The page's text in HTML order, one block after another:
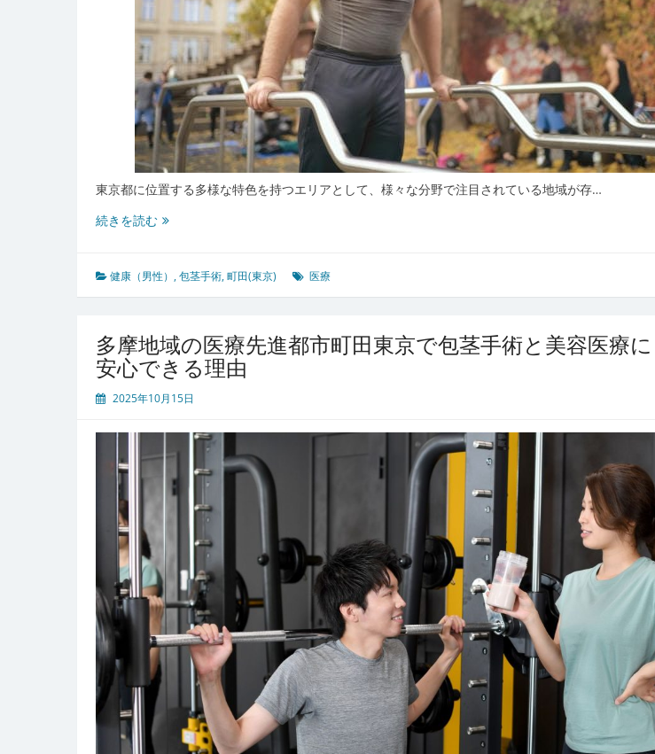
域
安
心
環
境
東京都に位置する多様な特色を持つエリアとして、様々な分野で注目されている地域が存…
続きを読む町
京
に
る
多
文
都
支
医
療
と
包
茎
手
術
の
最
健康（男性） ,包茎手術,町田(東京) 医療
多摩地域の医療先進都市町田東京で包茎手術と美容医療に
安心できる理由
2025年10月15日